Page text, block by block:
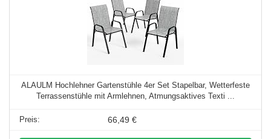
ALAULM Hochlehner Gartenstühle 4er Set Stapelbar, Wetterfeste
Terrassenstühle mit Armlehnen, Atmungsaktives Texti ...
66,49 €